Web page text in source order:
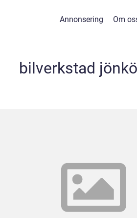
Annonsering Om
bilverkstad